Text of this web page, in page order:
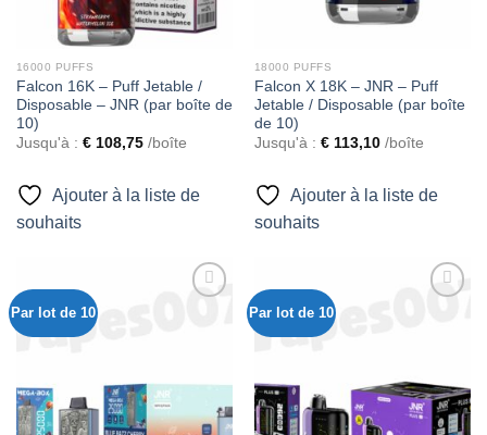
16000 PUFFS
Falcon 16K – Puff Jetable /
Disposable – JNR (par boîte de
10)
Jusqu'à : €108,75/boîte
Ajouter à la liste de
souhaits
18000 PUFFS
Falcon X 18K – JNR – Puff
Jetable / Disposable (par boîte
de 10)
Jusqu'à : €113,10/boîte
Ajouter à la liste de
souhaits
Par lot de 10 Par lot de 10
souhaits